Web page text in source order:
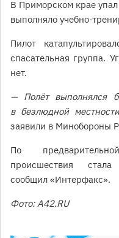
В Приморском крае
выполняло учебно-
Пилот
спасательная группа.
нет.
— Полёт выполнялся
в безлюдной
заявили в Минобороны
По
происшествия стала
сообщил «Интерфакс».
Фото: A42.RU